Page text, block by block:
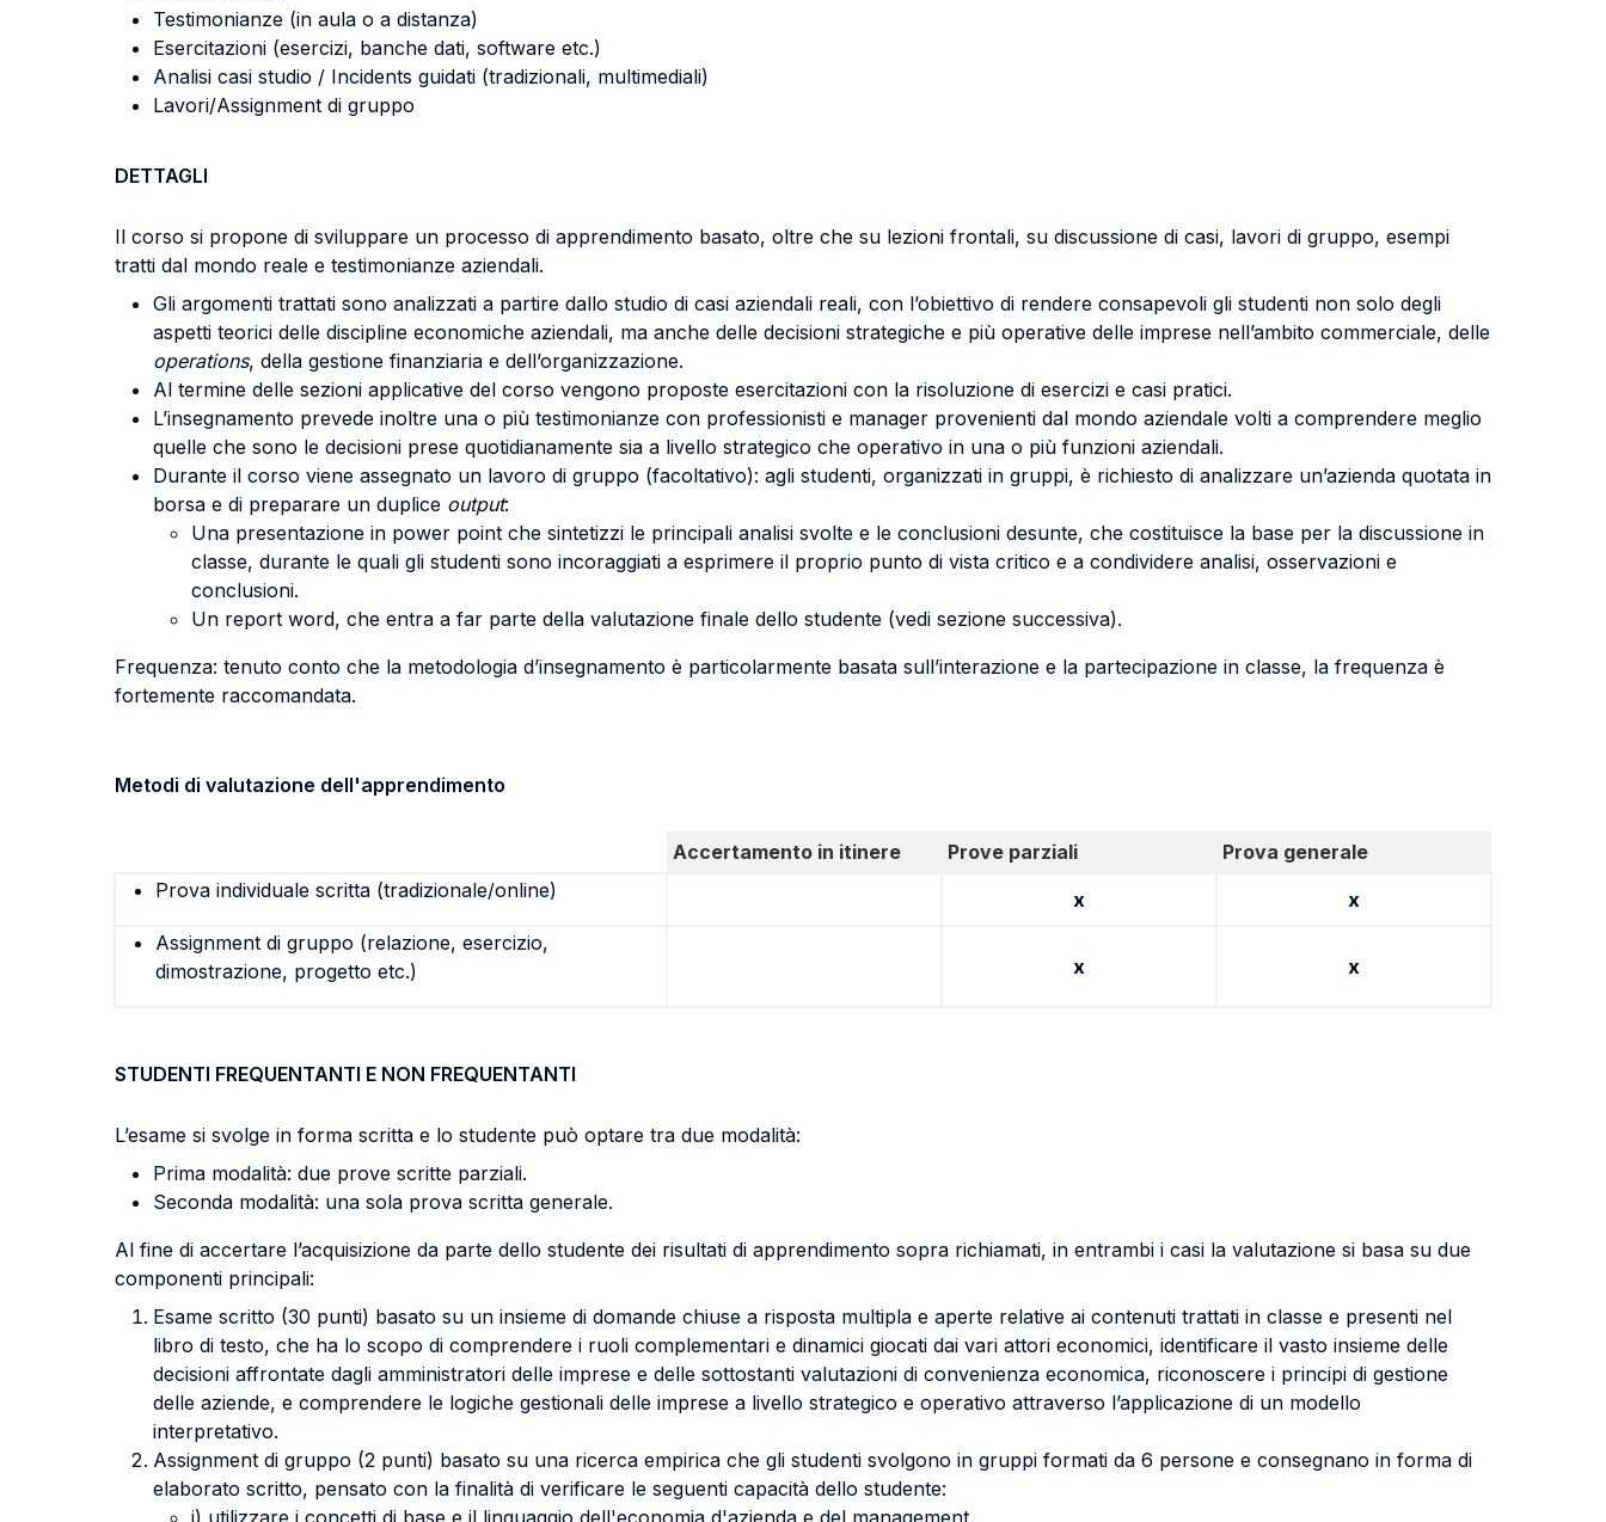
Testimonianze (in aula o a distanza)
Esercitazioni (esercizi, banche dati, software etc.)
Analisi casi studio / Incidents guidati (tradizionali, multimediali)
Lavori/Assignment di gruppo
DETTAGLI
Il corso si propone di sviluppare un processo di apprendimento basato, oltre che su lezioni frontali, su discussione di casi, lavori di gruppo, esempi
tratti dal mondo reale e testimonianze aziendali.
Gli argomenti trattati sono analizzati a partire dallo studio di casi aziendali reali, con l’obiettivo di rendere consapevoli gli studenti non solo degli
aspetti teorici delle discipline economiche aziendali, ma anche delle decisioni strategiche e più operative delle imprese nell’ambito commerciale, delle
operations, della gestione finanziaria e dell’organizzazione.
Al termine delle sezioni applicative del corso vengono proposte esercitazioni con la risoluzione di esercizi e casi pratici.
L’insegnamento prevede inoltre una o più testimonianze con professionisti e manager provenienti dal mondo aziendale volti a comprendere meglio
quelle che sono le decisioni prese quotidianamente sia a livello strategico che operativo in una o più funzioni aziendali.
Durante il corso viene assegnato un lavoro di gruppo (facoltativo): agli studenti, organizzati in gruppi, è richiesto di analizzare un’azienda quotata in
borsa e di preparare un duplice output:
Una presentazione in power point che sintetizzi le principali analisi svolte e le conclusioni desunte, che costituisce la base per la discussione in
classe, durante le quali gli studenti sono incoraggiati a esprimere il proprio punto di vista critico e a condividere analisi, osservazioni e
conclusioni.
Un report word, che entra a far parte della valutazione finale dello studente (vedi sezione successiva).
Frequenza: tenuto conto che la metodologia d’insegnamento è particolarmente basata sull’interazione e la partecipazione in classe, la frequenza è
fortemente raccomandata.
Metodi di valutazione dell'apprendimento
Accertamento in itinere Prove parziali
Prova generale
Prova individuale scritta (tradizionale/online)
x
x
Assignment di gruppo (relazione, esercizio,
dimostrazione, progetto etc.)
x x
STUDENTI FREQUENTANTI E NON FREQUENTANTI
L’esame si svolge in forma scritta e lo studente può optare tra due modalità:
Prima modalità: due prove scritte parziali.
Seconda modalità: una sola prova scritta generale.
Al fine di accertare l’acquisizione da parte dello studente dei risultati di apprendimento sopra richiamati, in entrambi i casi la valutazione si basa su due
componenti principali:
Esame scritto (30 punti) basato su un insieme di domande chiuse a risposta multipla e aperte relative ai contenuti trattati in classe e presenti nel
libro di testo, che ha lo scopo di comprendere i ruoli complementari e dinamici giocati dai vari attori economici, identificare il vasto insieme delle
decisioni affrontate dagli amministratori delle imprese e delle sottostanti valutazioni di convenienza economica, riconoscere i principi di gestione
delle aziende, e comprendere le logiche gestionali delle imprese a livello strategico e operativo attraverso l’applicazione di un modello
interpretativo.
Assignment di gruppo (2 punti) basato su una ricerca empirica che gli studenti svolgono in gruppi formati da 6 persone e consegnano in forma di
elaborato scritto, pensato con la finalità di verificare le seguenti capacità dello studente:
i) utilizzare i concetti di base e il linguaggio dell'economia d'azienda e del management.